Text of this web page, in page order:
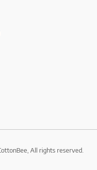
All rights reserved.